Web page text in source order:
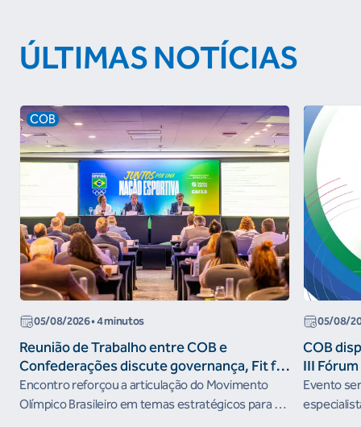
ÚLTIMAS NOTÍCIAS
COB
05/08/2026• 4 minutos
Reunião de Trabalho entre COB e
Confederações discute governança, Fit for
the Future e presença do Brasil em
organismos internacionais
Encontro reforçou a articulação do Movimento
Olímpico Brasileiro em temas estratégicos para os
05/08/
COB
III
Evento